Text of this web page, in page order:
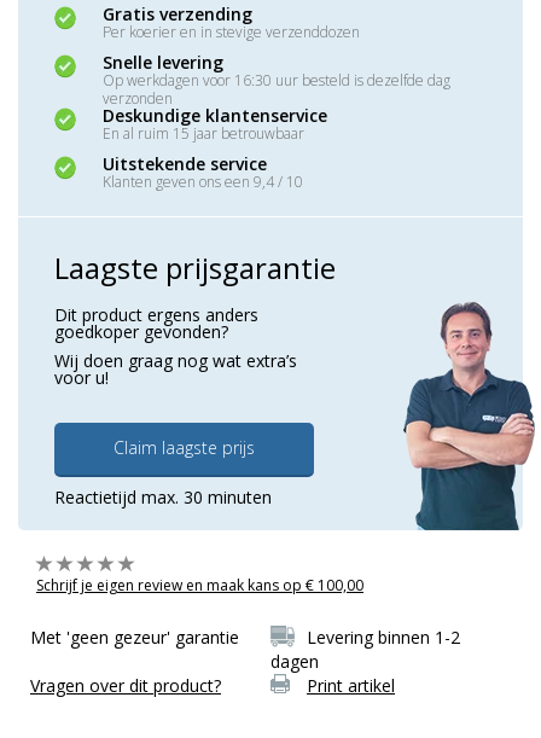
Gratis verzending
Per koerier en in stevige verzenddozen
Snelle levering
Op werkdagen voor 16:30 uur besteld is dezelfde dag
verzonden
Deskundige klantenservice
En al ruim 15 jaar betrouwbaar
Uitstekende service
Klanten geven ons een 9,4 / 10
Laagste prijsgarantie
Dit product ergens anders
goedkoper gevonden?
Wij doen graag nog wat extra’s
voor u!
Claim laagste prijs
Reactietijd max. 30 minuten
Schrijf je eigen review en maak kans op € 100,00
Met 'geen gezeur' garantie
Levering binnen 1-2
dagen
Vragen over dit product?
Print artikel